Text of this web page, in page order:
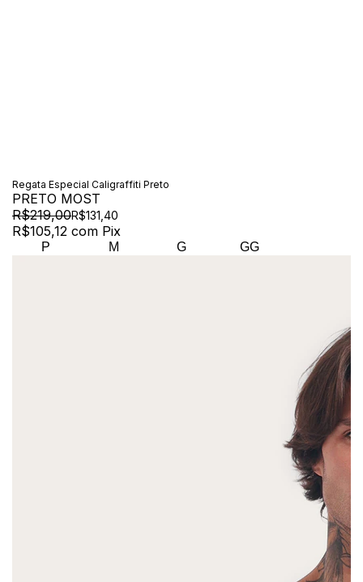
Regata Especial Caligraffiti Preto
PRETO MOST
R$219,00R$131,40
R$105,12 com Pix
P M G GG